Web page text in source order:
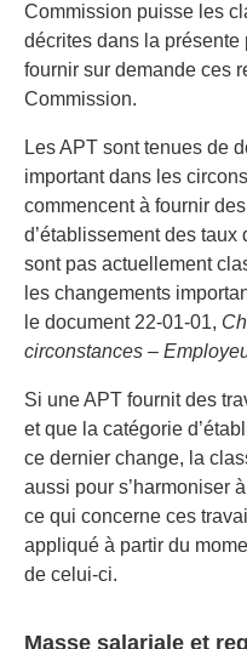
Commission puisse les
décrites dans la
fournir sur demande ces
Commission.
Les APT sont tenues de
important dans les
commencent à fournir
d’établissement des
sont pas actuellement
les changements
le document 22-01-01,
circonstances –
Si une APT fournit des
et que la catégorie
ce dernier change, la
aussi pour s’harmoniser
ce qui concerne ces
appliqué à partir du
de celui-ci.
Masse salariale et